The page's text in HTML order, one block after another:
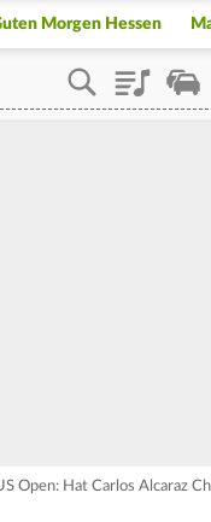
Morgen Hessen
Playlist
Open: Hat Carlos Alcaraz